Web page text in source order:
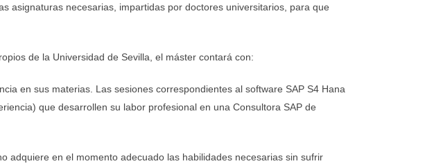
asignaturas necesarias, impartidas por doctores universitarios, para que
de la Universidad de Sevilla, el máster contará con:
en sus materias. Las sesiones correspondientes al software SAP S4 Hana
que desarrollen su labor profesional en una Consultora SAP de
adquiere en el momento adecuado las habilidades necesarias sin sufrir